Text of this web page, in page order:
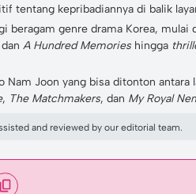
tentang kepribadiannya di balik
beragam genre drama Korea, mulai
dan A Hundred Memories hingga
Nam Joon yang bisa ditonton antara
, The Matchmakers, dan My Royal
and reviewed by our editorial team.